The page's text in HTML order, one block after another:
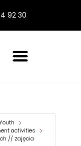
92 30
activities
// zajęcia